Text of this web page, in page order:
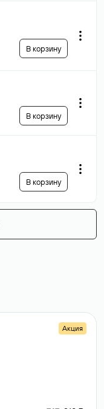
В корзину
В корзину
В корзину
Акция